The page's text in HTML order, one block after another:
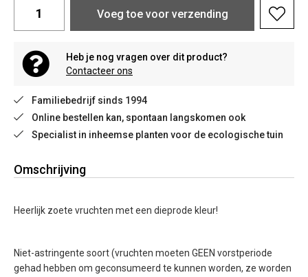
Voeg toe voor verzending
Heb je nog vragen over dit product?
Contacteer ons
Familiebedrijf sinds 1994
Online bestellen kan, spontaan langskomen ook
Specialist in inheemse planten voor de ecologische tuin
Omschrijving
Heerlijk zoete vruchten met een dieprode kleur!
Niet-astringente soort (vruchten moeten GEEN vorstperiode
gehad hebben om geconsumeerd te kunnen worden, ze worden